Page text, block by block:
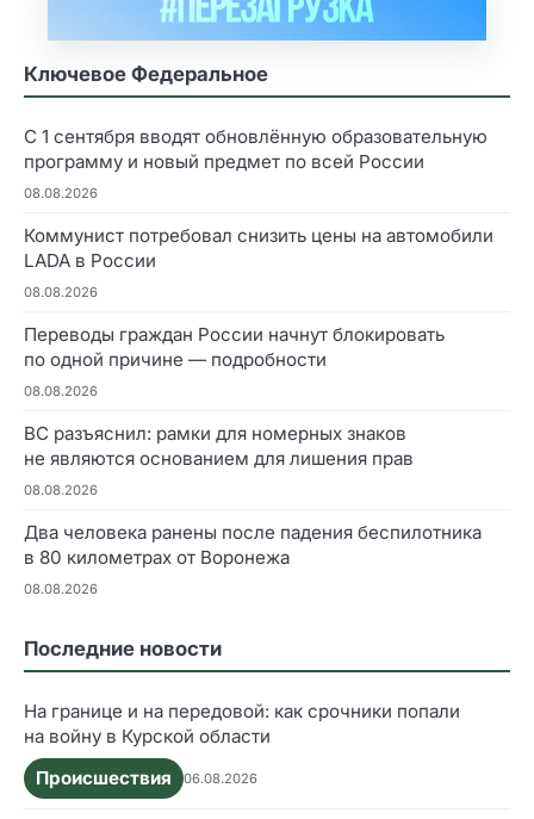
Ключевое Федеральное
С 1 сентября вводят обновлённую образовательную
программу и новый предмет по всей России
08.08.2026
Коммунист потребовал снизить цены на автомобили
LADA в России
08.08.2026
Переводы граждан России начнут блокировать
по одной причине — подробности
08.08.2026
ВС разъяснил: рамки для номерных знаков
не являются основанием для лишения прав
08.08.2026
Два человека ранены после падения беспилотника
в 80 километрах от Воронежа
08.08.2026
Последние новости
На границе и на передовой: как срочники попали
на войну в Курской области
Происшествия
06.08.2026